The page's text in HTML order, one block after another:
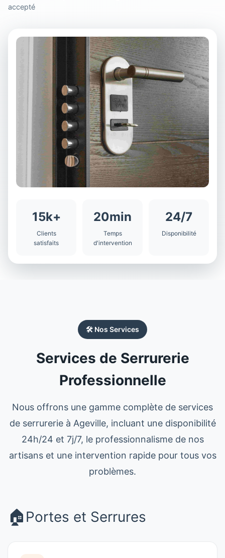
accepté
15k+
Clients
satisfaits
20min
Temps
d'intervention
24/7
Disponibilité
🛠️ Nos Services
Services de Serrurerie
Professionnelle
Nous offrons une gamme complète de services
de serrurerieà Ageville, incluant une disponibilité
24h/24 et 7j/7, le professionnalisme de nos
artisans et une intervention rapide pour tous vos
problèmes.
🏠 Portes et Serrures